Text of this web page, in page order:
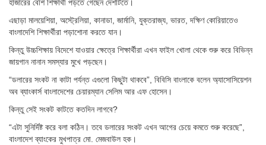
হাজারের বেশি শিক্ষার্থী পড়তে গেছেন দেশটিতে।
এছাড়া মালয়েশিয়া, অস্ট্রেলিয়া, কানাডা, জার্মানি, যুক্তরাজ্য, ভারত, দক্ষিণ কোরিয়াতেও
বাংলাদেশি শিক্ষার্থীরা পড়াশোনা করতে যান।
কিন্তু উচ্চশিক্ষায় বিদেশে যাওয়ার ক্ষেত্রে শিক্ষার্থীরা এখন ফাইল খোলা থেকে শুরু করে বিভিন্ন
জায়গান নানান সমস্যার মুখে পড়ছেন।
“ডলারের সংকট না কাটা পর্যন্ত এগুলো কিছুটা থাকবে”, বিবিসি বাংলাকে বলেন অ্যাসোসিয়েশন
অব ব্যাংকার্স বাংলাদেশের চেয়ারম্যান সেলিম আর এফ হোসেন।
কিন্তু সেই সংকট কাটতে কতদিন লাগবে?
“এটা সুনির্দিষ্ট করে বলা কঠিন। তবে ডলারের সংকট এখন আগের চেয়ে কমতে শুরু করেছে”,
বাংলাদেশ ব্যাংকের মুখপাত্র মো. মেজবাউল হক।